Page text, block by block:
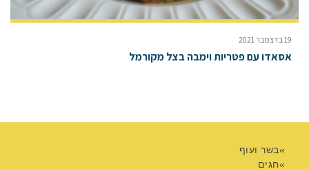
19 בדצמבר 2021
אסאדו עם פטריות וימבה בצל מקורמל
בשר ועוף
חגים